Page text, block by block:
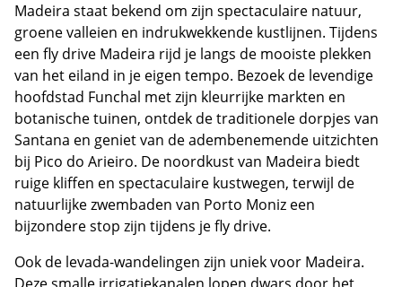
Madeira staat bekend om zijn spectaculaire natuur,
groene valleien en indrukwekkende kustlijnen. Tijdens
een fly drive Madeira rijd je langs de mooiste plekken
van het eiland in je eigen tempo. Bezoek de levendige
hoofdstad Funchal met zijn kleurrijke markten en
botanische tuinen, ontdek de traditionele dorpjes van
Santana en geniet van de adembenemende uitzichten
bij Pico do Arieiro. De noordkust van Madeira biedt
ruige kliffen en spectaculaire kustwegen, terwijl de
natuurlijke zwembaden van Porto Moniz een
bijzondere stop zijn tijdens je fly drive.
Ook de levada-wandelingen zijn uniek voor Madeira.